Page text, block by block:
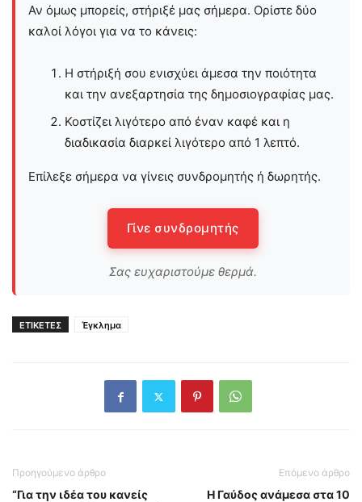
Αν όμως μπορείς, στήριξέ μας σήμερα. Ορίστε δύο
καλοί λόγοι για να το κάνεις:
Η στήριξή σου ενισχύει άμεσα την ποιότητα
και την ανεξαρτησία της δημοσιογραφίας μας.
Κοστίζει λιγότερο από έναν καφέ και η
διαδικασία διαρκεί λιγότερο από 1 λεπτό.
Επίλεξε σήμερα να γίνεις συνδρομητής ή δωρητής.
Γίνε συνδρομητής
Σας ευχαριστούμε θερμά.
ΕΤΙΚΕΤΕΣ Έγκλημα
Προηγούμενο άρθρο
“Για την ιδέα του κανείς
Επόμενο άρθρο
Η Γαύδος ανάμεσα στα 10